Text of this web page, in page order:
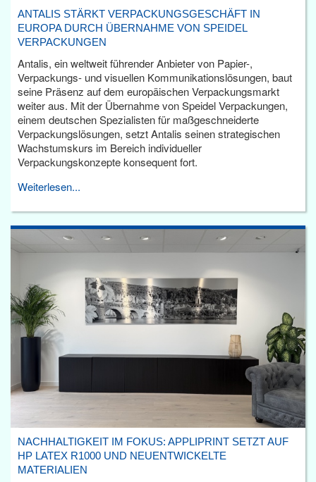
ANTALIS STÄRKT VERPACKUNGSGESCHÄFT IN
EUROPA DURCH ÜBERNAHME VON SPEIDEL
VERPACKUNGEN
Antalis, ein weltweit führender Anbieter von Papier-,
Verpackungs- und visuellen Kommunikationslösungen, baut
seine Präsenz auf dem europäischen Verpackungsmarkt
weiter aus. Mit der Übernahme von Speidel Verpackungen,
einem deutschen Spezialisten für maßgeschneiderte
Verpackungslösungen, setzt Antalis seinen strategischen
Wachstumskurs im Bereich individueller
Verpackungskonzepte konsequent fort.
Weiterlesen...
NACHHALTIGKEIT IM FOKUS: APPLIPRINT SETZT AUF
HP LATEX R1000 UND NEUENTWICKELTE
MATERIALIEN